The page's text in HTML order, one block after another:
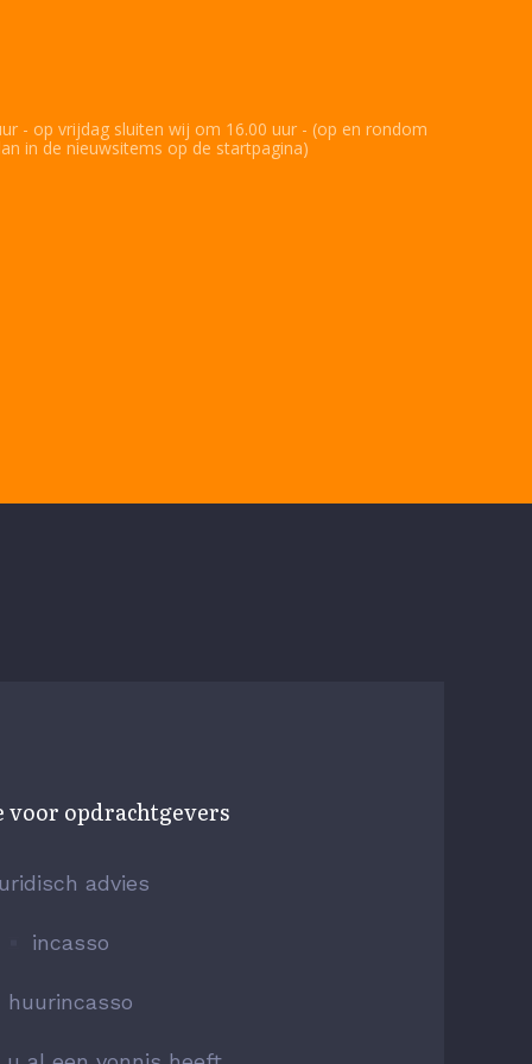
- op vrijdag sluiten wij om 16.00 uur - (op en rondom
in de nieuwsitems op de startpagina)
opdrachtgevers
advies
incasso
huurincasso